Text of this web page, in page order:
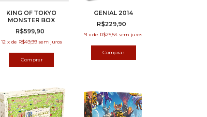
KING OF TOKYO
MONSTER BOX
R$599,90
12 x de R$49,99 sem juros
GENIAL 2014
R$229,90
9 x de R$25,54 sem juros